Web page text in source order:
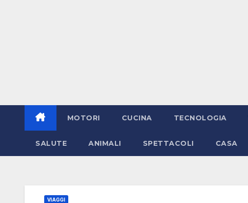
MOTORI CUCINA TECNOLOGIA
SALUTE ANIMALI SPETTACOLI CASA
VIAGGI